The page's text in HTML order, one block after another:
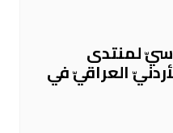
لمنتدى
العراقيّ في